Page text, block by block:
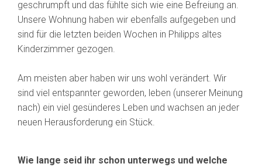
geschrumpft und das fühlte sich wie eine Befreiung an.
Unsere Wohnung haben wir ebenfalls aufgegeben und
sind für die letzten beiden Wochen in Philipps altes
Kinderzimmer gezogen.
Am meisten aber haben wir uns wohl verändert. Wir
sind viel entspannter geworden, leben (unserer Meinung
nach) ein viel gesünderes Leben und wachsen an jeder
neuen Herausforderung ein Stück.
Wie lange seid ihr schon unterwegs und welche